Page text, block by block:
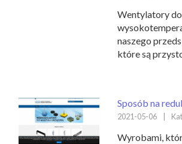
Wentylatory
naszego
które są
Sposób na
2021-05-06
Wyrobami,